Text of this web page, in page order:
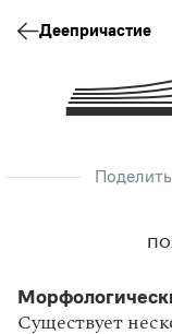
Члены
Простое
предложения
Особенности
Деепричастие
Существует